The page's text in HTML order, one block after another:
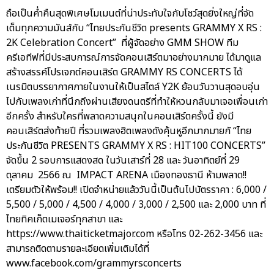
ถือเป็นค่ำคืนสุดพิเศษโมเมนต์ที่น่าประทับใจกับโชว์สุดยิ่งใหญ่ที่จัด
เต็มทุกความมันส์กับ “ไทยประกันชีวิต presents GRAMMY X RS :
2K Celebration Concert” ที่ผู้จัดอย่าง GMM SHOW ทีม
ครีเอทีฟที่มีประสบการณ์การจัดคอนเสิร์ตมาอย่างมากมาย ได้มาดูแล
สร้างสรรค์โปรเจกต์คอนเสิร์ต GRAMMY RS CONCERTS ได้
เนรมิตบรรยากาศภายในงานให้เป็นสไตล์ Y2K ย้อนวันวานสุดอบอุ่น
ไปกับเพลงเก่าที่นึกถึงผ่านเสียงดนตรีที่ทำให้หวนกลับมาเจอเพื่อนเก่า
อีกครั้ง สำหรับใครที่พลาดความสนุกในคอนเสิร์ตครั้งนี้ ยังมี
คอนเสิร์ตส่งท้ายปี ที่รวมเพลงฮิตเพลงดังคุ้นหูอีกมากมายกั “ไทย
ประกันชีวิต PRESENTS GRAMMY X RS : HIT100 CONCERTS”
จัดขึ้น 2 รอบการแสดงสด ในวันเสาร์ที่ 28 และ วันอาทิตย์ที่ 29
ตุลาคม 2566 ณ IMPACT ARENA เมืองทองธานี ห้ามพลาด!!
เตรียมตัวให้พร้อม!! เปิดจำหน่ายแล้ววันนี้เป็นต้นไปบัตรราคา : 6,000 /
5,500 / 5,000 / 4,500 / 4,000 / 3,000 / 2,500 และ 2,000 บาท ที่
ไทยทิคเก็ตเมเจอร์ทุกสาขา และ
https://www.thaiticketmajor.com หรือโทร 02-262-3456 และ
สามารถติดตามรายละเอียดเพิ่มเติมได้ที่
www.facebook.com/grammyrsconcerts